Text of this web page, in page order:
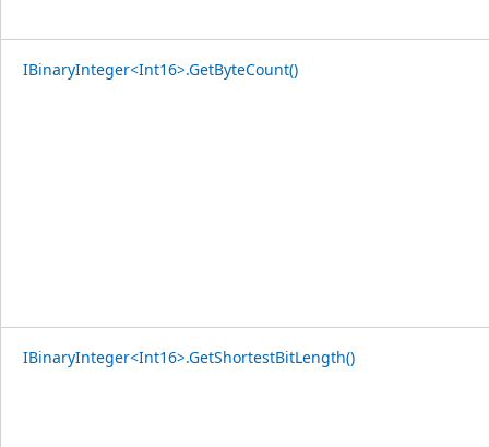
IBinaryInteger<Int16>.GetByteCount()
IBinaryInteger<Int16>.GetShortestBitLength()